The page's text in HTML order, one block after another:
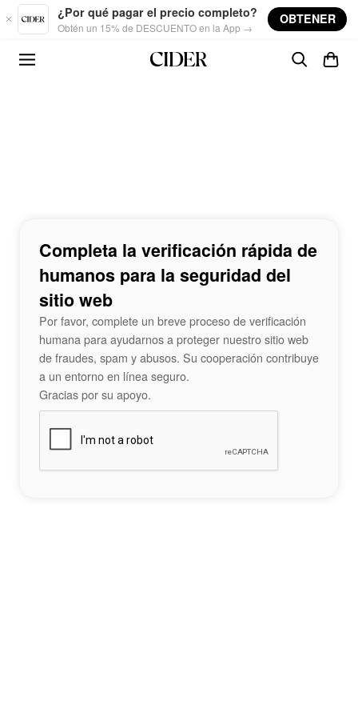
Skip to main content
¿Por qué pagar el precio completo?
Obtén un 15% de DESCUENTO en la App →
OBTENER
Completa la verificación rápida de
humanos para la seguridad del
sitio web
Por favor, complete un breve proceso de verificación
humana para ayudarnos a proteger nuestro sitio web
de fraudes, spam y abusos. Su cooperación contribuye
a un entorno en línea seguro.
Gracias por su apoyo.